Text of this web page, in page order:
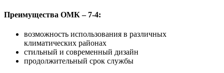
Преимущества ОМК – 7-4:
возможность использования в различных
климатических районах
стильный и современный дизайн
продолжительный срок службы